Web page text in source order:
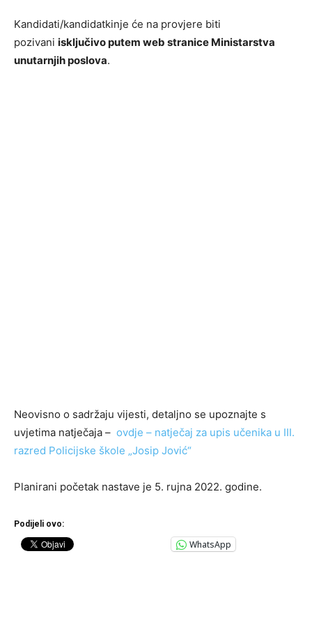
Kandidati/kandidatkinje će na provjere biti
pozivani isključivo putem web stranice Ministarstva
unutarnjih poslova.
Neovisno o sadržaju vijesti, detaljno se upoznajte s
uvjetima natječaja – ovdje – natječaj za upis učenika u III.
razred Policijske škole „Josip Jović“
Planirani početak nastave je 5. rujna 2022. godine.
Podijeli ovo:
WhatsApp